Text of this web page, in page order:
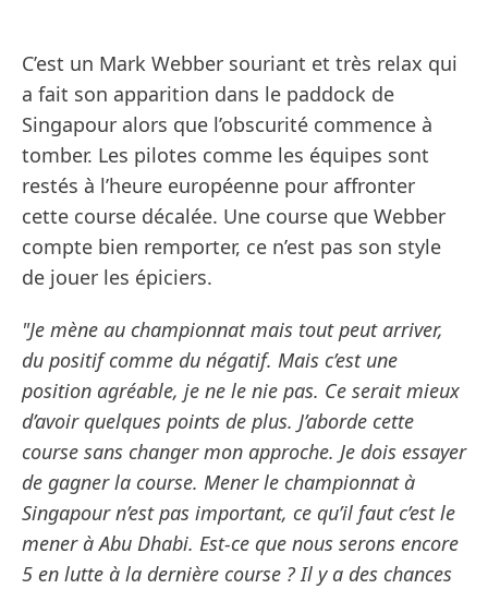
C’est un Mark Webber souriant et très relax qui
a fait son apparition dans le paddock de
Singapour alors que l’obscurité commence à
tomber. Les pilotes comme les équipes sont
restés à l’heure européenne pour affronter
cette course décalée. Une course que Webber
compte bien remporter, ce n’est pas son style
de jouer les épiciers.
"Je mène au championnat mais tout peut arriver,
du positif comme du négatif. Mais c’est une
position agréable, je ne le nie pas. Ce serait mieux
d’avoir quelques points de plus. J’aborde cette
course sans changer mon approche. Je dois essayer
de gagner la course. Mener le championnat à
Singapour n’est pas important, ce qu’il faut c’est le
mener à Abu Dhabi. Est-ce que nous serons encore
5 en lutte à la dernière course ? Il y a des chances